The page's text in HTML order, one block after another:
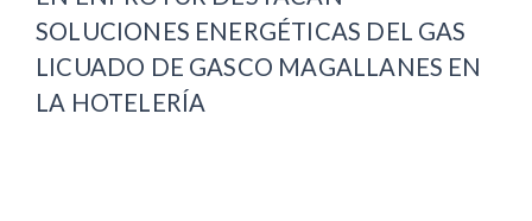
SOLUCIONES ENERGÉTICAS DEL GAS
LICUADO DE GASCO MAGALLANES EN
LA HOTELERÍA